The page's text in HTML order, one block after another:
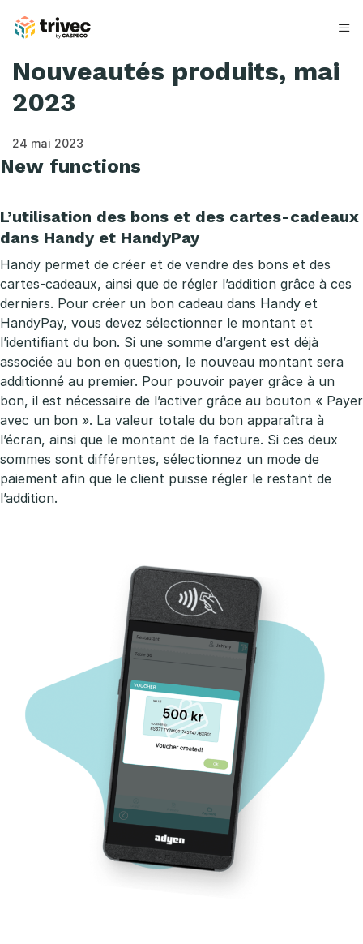
content
Nouveautés produits, mai
2023
24 mai 2023
New functions
L’utilisation des bons et des cartes-cadeaux
dans Handy et HandyPay
Handy permet de créer et de vendre des bons et des
cartes-cadeaux, ainsi que de régler l’addition grâce à ces
derniers. Pour créer un bon cadeau dans Handy et
HandyPay, vous devez sélectionner le montant et
l’identifiant du bon. Si une somme d’argent est déjà
associée au bon en question, le nouveau montant sera
additionné au premier. Pour pouvoir payer grâce à un
bon, il est nécessaire de l’activer grâce au bouton « Payer
avec un bon ». La valeur totale du bon apparaîtra à
l’écran, ainsi que le montant de la facture. Si ces deux
sommes sont différentes, sélectionnez un mode de
paiement afin que le client puisse régler le restant de
l’addition.